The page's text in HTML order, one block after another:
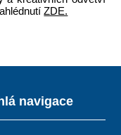
ZDE.
navigace